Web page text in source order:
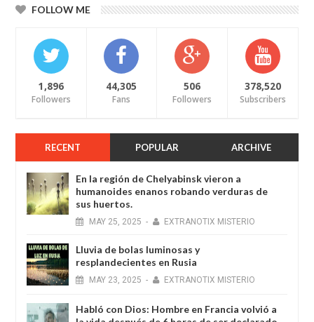
FOLLOW ME
1,896
Followers
44,305
Fans
506
Followers
378,520
Subscribers
RECENT POPULAR ARCHIVE
En la región de Chelyabinsk vieron a
humanoides enanos robando verduras de
sus huertos.
MAY 25, 2025 - EXTRANOTIX MISTERIO
Lluvia de bolas luminosas y
resplandecientes en Rusia
MAY 23, 2025 - EXTRANOTIX MISTERIO
Habló con Dios: Hombre en Francia volvió a